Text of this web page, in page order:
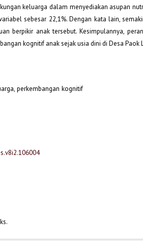
keluarga dalam menyediakan asupan
sebesar 22,1%. Dengan kata lain,
berpikir anak tersebut. Kesimpulannya,
kognitif anak sejak usia dini di Desa Paok
perkembangan kognitif